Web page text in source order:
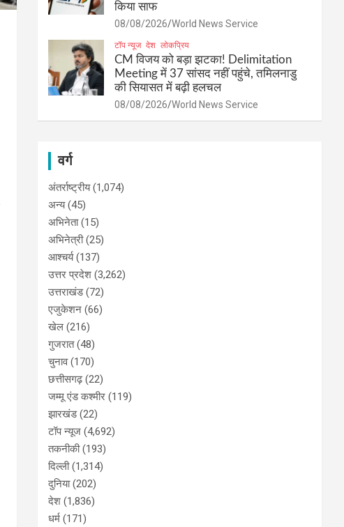
किया साफ
08/08/2026 World News Service
टॉप न्यूज देश लोकप्रिय
CM विजय को बड़ा झटका! Delimitation
Meeting में 37 सांसद नहीं पहुंचे, तमिलनाडु
की सियासत में बढ़ी हलचल
08/08/2026 World News Service
वर्ग
अंतर्राष्ट्रीय(1,074)
अन्य(45)
अभिनेता(15)
अभिनेत्री(25)
आश्चर्य(137)
उत्तर प्रदेश (3,262)
उत्तराखंड(72)
एजुकेशन (66)
खेल (216)
गुजरात(48)
चुनाव(170)
छत्तीसगढ़(22)
जम्मू एंड कश्मीर (119)
झारखंड(22)
टॉप न्यूज (4,692)
तकनीकी(193)
दिल्ली(1,314)
दुनिया(202)
देश (1,836)
धर्म (171)